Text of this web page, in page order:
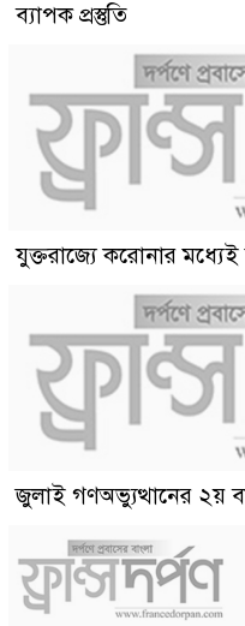
ব্যাপক প্রস্তুতি
যুক্তরাজ্যে করোনার
জুলাই গণঅভ্যুত্থানের ২য়